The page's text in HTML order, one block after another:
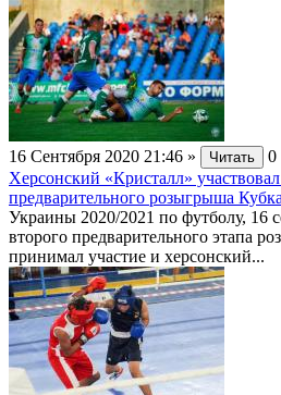
16 Сентября 2020 21:46 » Читать 0
Херсонский «Кристалл»
предварительного розыгрыша
Украины 2020/2021 по футболу, 16
второго предварительного этапа
принимал участие и херсонский...